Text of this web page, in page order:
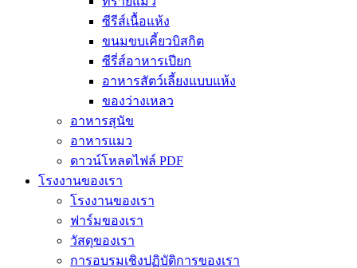
ซีรีส์เนื้อแห้ง
ขนมขบเคี้ยวบิสกิต
ซีรี่ส์อาหารเปียก
อาหารสัตว์เลี้ยงแบบแห้ง
ของว่างเหลว
อาหารสุนัข
อาหารแมว
ดาวน์โหลดไฟล์ PDF
โรงงานของเรา
โรงงานของเรา
ฟาร์มของเรา
วัสดุของเรา
การอบรมเชิงปฏิบัติการของเรา